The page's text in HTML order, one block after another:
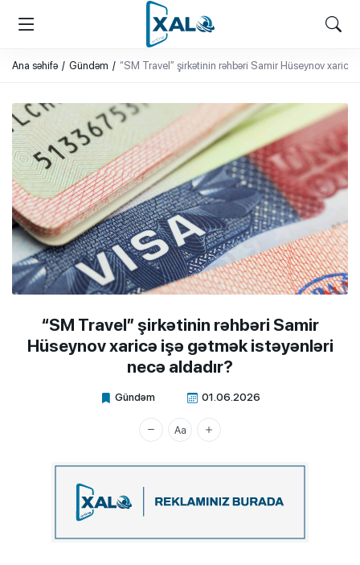
XALQ.ONLINE
ONLAYN PLATFORMA
Ana səhifə Gündəm “SM Travel” şirkətinin rəhbəri Samir Hüseynov xaricə
“SM Travel” şirkətinin rəhbəri Samir
Hüseynov xaricə işə gətmək istəyənləri
necə aldadır?
Gündəm 01.06.2026
Xalq.Online